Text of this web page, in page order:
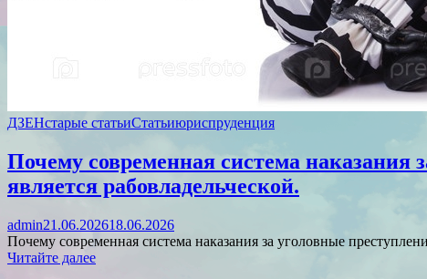
ДЗЕНстарые статьиСтатьиюриспруденция
Почему современная система наказания
является рабовладельческой.
admin21.06.202618.06.2026
Почему современная система наказания за уголовные
Читайте далее